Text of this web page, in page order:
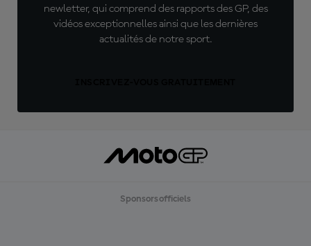
newletter, qui comprend des rapports des GP, des
vidéos exceptionnelles ainsi que les dernières
actualités de notre sport.
Sponsors officiels